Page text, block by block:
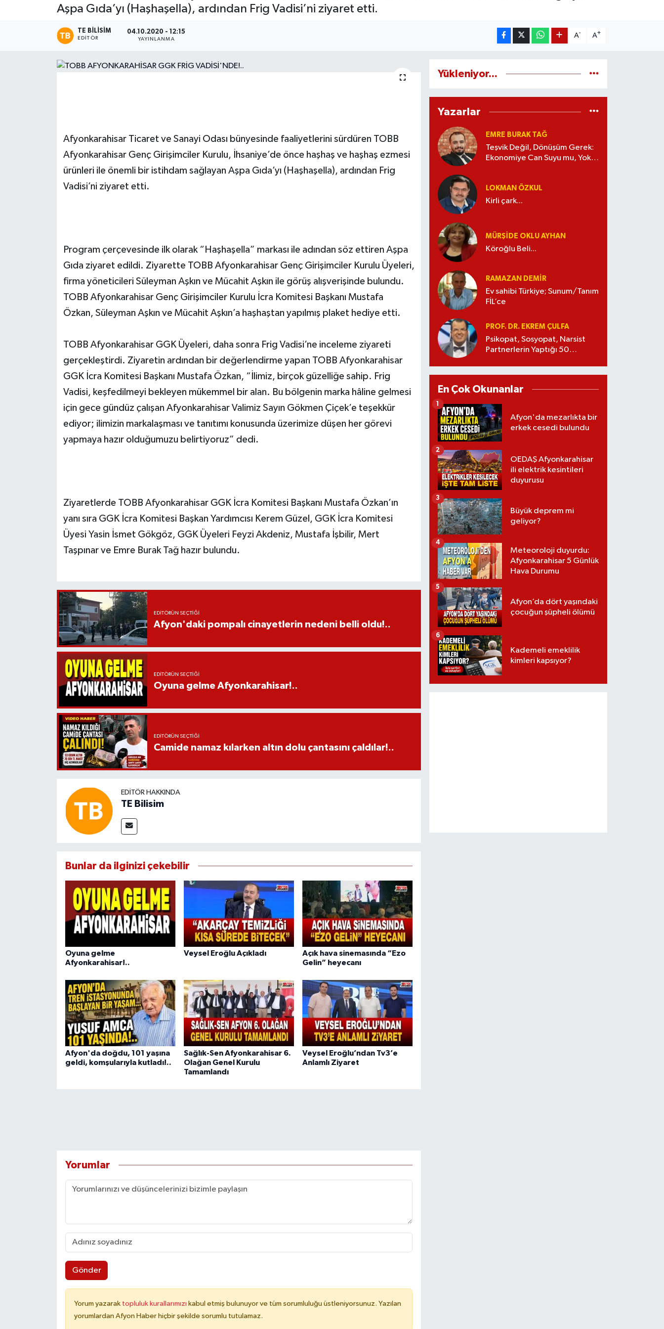
Aşpa Gıda’yı (Haşhaşella), ardından Frig Vadisi’ni ziyaret etti.
TE BILISIM
EDITÖR
04.10.2020 - 12:15
YAYINLANMA
A- A+
Afyonkarahisar Ticaret ve Sanayi Odası bünyesinde faaliyetlerini sürdüren TOBB
Afyonkarahisar Genç Girişimciler Kurulu, İhsaniye’de önce haşhaş ve haşhaş ezmesi
ürünleri ile önemli bir istihdam sağlayan Aşpa Gıda’yı (Haşhaşella), ardından Frig
Vadisi’ni ziyaret etti.
Program çerçevesinde ilk olarak “Haşhaşella” markası ile adından söz ettiren Aşpa
Gıda ziyaret edildi. Ziyarette TOBB Afyonkarahisar Genç Girişimciler Kurulu Üyeleri,
firma yöneticileri Süleyman Aşkın ve Mücahit Aşkın ile görüş alışverişinde bulundu.
TOBB Afyonkarahisar Genç Girişimciler Kurulu İcra Komitesi Başkanı Mustafa
Özkan, Süleyman Aşkın ve Mücahit Aşkın’a haşhaştan yapılmış plaket hediye etti.
TOBB Afyonkarahisar GGK Üyeleri, daha sonra Frig Vadisi’ne inceleme ziyareti
gerçekleştirdi. Ziyaretin ardından bir değerlendirme yapan TOBB Afyonkarahisar
GGK İcra Komitesi Başkanı Mustafa Özkan, “İlimiz, birçok güzelliğe sahip. Frig
Vadisi, keşfedilmeyi bekleyen mükemmel bir alan. Bu bölgenin marka hâline gelmesi
için gece gündüz çalışan Afyonkarahisar Valimiz Sayın Gökmen Çiçek’e teşekkür
ediyor; ilimizin markalaşması ve tanıtımı konusunda üzerimize düşen her görevi
yapmaya hazır olduğumuzu belirtiyoruz” dedi.
Ziyaretlerde TOBB Afyonkarahisar GGK İcra Komitesi Başkanı Mustafa Özkan’ın
yanı sıra GGK İcra Komitesi Başkan Yardımcısı Kerem Güzel, GGK İcra Komitesi
Üyesi Yasin İsmet Gökgöz, GGK Üyeleri Feyzi Akdeniz, Mustafa İşbilir, Mert
Taşpınar ve Emre Burak Tağ hazır bulundu.
EDITÖRÜN SEÇTIĞI
Afyon'daki pompalı cinayetlerin nedeni belli oldu!..
EDITÖRÜN SEÇTIĞI
Oyuna gelme Afyonkarahisar!..
EDITÖRÜN SEÇTIĞI
Camide namaz kılarken altın dolu çantasını çaldılar!..
EDITÖR HAKKINDA
TE Bilisim
Bunlar da ilginizi çekebilir
Oyuna gelme
Afyonkarahisar!..
Veysel Eroğlu Açıkladı
Açık hava sinemasında “Ezo
Gelin” heyecanı
Afyon'da doğdu, 101 yaşına
geldi, komşularıyla kutladı!..
Sağlık-Sen Afyonkarahisar 6.
Olağan Genel Kurulu
Tamamlandı
Veysel Eroğlu’ndan Tv3’e
Anlamlı Ziyaret
Yorumlar
Gönder
Yorum yazarak topluluk kurallarımızı kabul etmiş bulunuyor ve tüm sorumluluğu üstleniyorsunuz. Yazılan
yorumlardan Afyon Haber hiçbir şekilde sorumlu tutulamaz.
Yükleniyor...
Yazarlar
EMRE BURAK TAĞ
Teşvik Değil, Dönüşüm Gerek:
Ekonomiye Can Suyu mu, Yoksa
LOKMAN ÖZKUL
Kirli çark...
MÜRŞIDE OKLU AYHAN
Köroğlu Beli...
RAMAZAN DEMİR
Ev sahibi Türkiye; Sunum/Tanım
FİL’ce
PROF. DR. EKREM ÇULFA
Psikopat, Sosyopat, Narsist
Partnerlerin Yaptığı 50
En Çok Okunanlar
Afyon'da mezarlıkta bir
erkek cesedi bulundu
1
OEDAŞ Afyonkarahisar
ili elektrik kesintileri
duyurusu
2
Büyük deprem mi
geliyor?
3
Meteoroloji duyurdu:
Afyonkarahisar 5 Günlük
Hava Durumu
4
Afyon’da dört yaşındaki
çocuğun şüpheli ölümü
5
Kademeli emeklilik
kimleri kapsıyor?
6
Etkinlikler